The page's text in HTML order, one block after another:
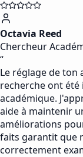
Octavia Reed
Chercheur
“
Le réglage de ton
recherche ont
académique.
aide à maintenir
améliorations
faits garantit que
correctement